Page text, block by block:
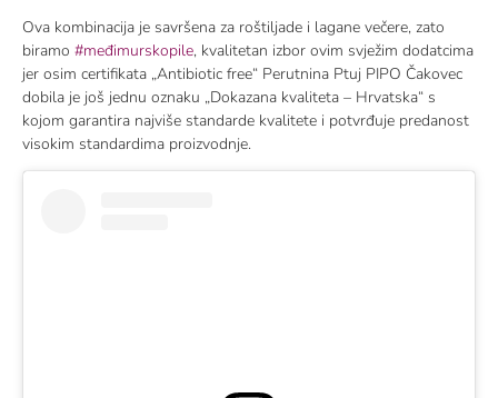
Ova kombinacija je savršena za roštiljade i lagane večere, zato
biramo #međimurskopile, kvalitetan izbor ovim svježim dodatcima
jer osim certifikata „Antibiotic free“ Perutnina Ptuj PIPO Čakovec
dobila je još jednu oznaku „Dokazana kvaliteta – Hrvatska“ s
kojom garantira najviše standarde kvalitete i potvrđuje predanost
visokim standardima proizvodnje.